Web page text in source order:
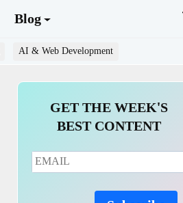
Blog
AI & Web Development
GET THE WEEK'S
BEST CONTENT